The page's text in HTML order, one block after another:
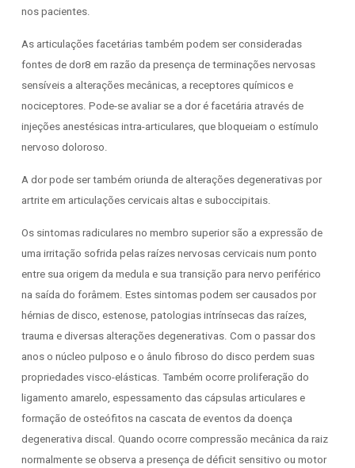
nos pacientes.
As articulações facetárias também podem ser consideradas
fontes de dor8 em razão da presença de terminações nervosas
sensíveis a alterações mecânicas, a receptores químicos e
nociceptores. Pode-se avaliar se a dor é facetária através de
injeções anestésicas intra-articulares, que bloqueiam o estímulo
nervoso doloroso.
A dor pode ser também oriunda de alterações degenerativas por
artrite em articulações cervicais altas e suboccipitais.
Os sintomas radiculares no membro superior são a expressão de
uma irritação sofrida pelas raízes nervosas cervicais num ponto
entre sua origem da medula e sua transição para nervo periférico
na saída do forâmem. Estes sintomas podem ser causados por
hérnias de disco, estenose, patologias intrínsecas das raízes,
trauma e diversas alterações degenerativas. Com o passar dos
anos o núcleo pulposo e o ânulo fibroso do disco perdem suas
propriedades visco-elásticas. Também ocorre proliferação do
ligamento amarelo, espessamento das cápsulas articulares e
formação de osteófitos na cascata de eventos da doença
degenerativa discal. Quando ocorre compressão mecânica da raiz
normalmente se observa a presença de déficit sensitivo ou motor